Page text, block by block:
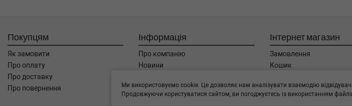
Покупцям
Як замовити
Про оплату
Про доставку
Про повернення
Інформація
Про компанію
Новини
Угода користувача
Контакти
Інтернет магазин
Замовлення
Кошик
Каталог товарів
Ми використовуємо cookie. Це дозволяє нам аналізувати взаємодію
Продовжуючи користуватися сайтом, ви погоджуєтесь із використанням